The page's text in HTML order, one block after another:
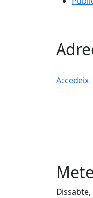
Accedeix
Dissabte,